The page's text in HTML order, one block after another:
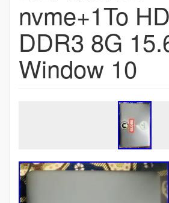
nvme+1To
DDR3 8G
Window 10